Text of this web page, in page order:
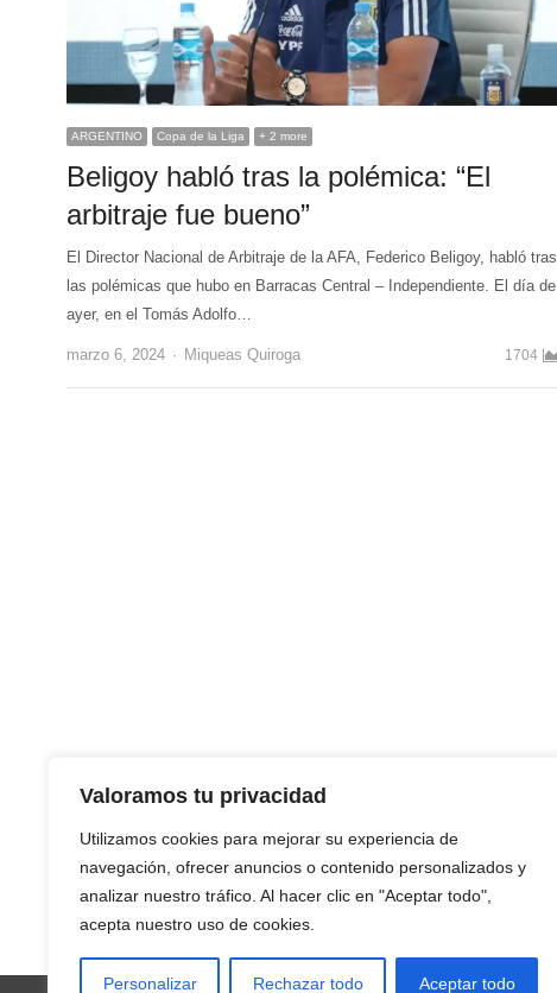
Valoramos tu privacidad
Utilizamos cookies para mejorar su experiencia de
navegación, ofrecer anuncios o contenido personalizados y
analizar nuestro tráfico. Al hacer clic en "Aceptar todo",
acepta nuestro uso de cookies.
Personalizar Rechazar todo Aceptar todo
ARGENTINO Copa de la Liga + 2 more
Beligoy habló tras la polémica: “El
arbitraje fue bueno”
El Director Nacional de Arbitraje de la AFA, Federico Beligoy, habló tras
las polémicas que hubo en Barracas Central – Independiente. El día de
ayer, en el Tomás Adolfo…
marzo 6, 2024 Author
Miqueas Quiroga 1704